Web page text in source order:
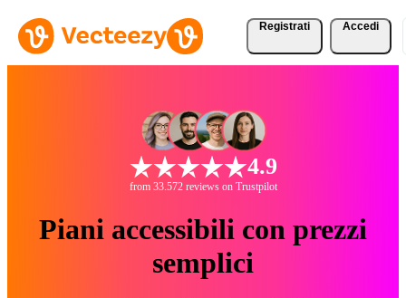
Registrati Accedi
4.9
from 33.572 reviews on Trustpilot
Piani accessibili con prezzi
semplici